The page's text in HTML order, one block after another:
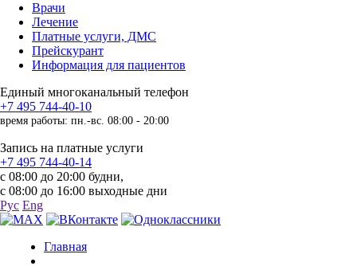
Врачи
Лечение
Платные услуги, ДМС
Прейскурант
Информация для пациентов
Единый многоканальный телефон
+7 495 744-40-10
время работы: пн.-вс. 08:00 - 20:00
Запись на платные услуги
+7 495 744-40-14
с 08:00 до 20:00 будни,
с 08:00 до 16:00 выходные дни
Рус Eng
Главная